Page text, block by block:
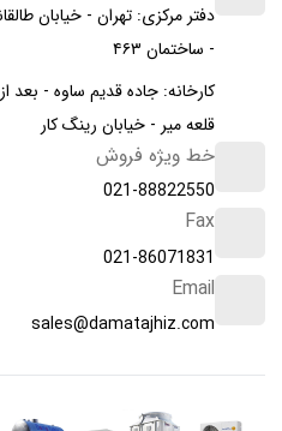
دفتر مرکزی: تهران - خیابان
- ساختمان ۴۶۳
کارخانه: جاده قدیم ساوه -
قلعه میر - خیابان رینگ کار
خط ویژه فروش
021-88822550
Fax
021-86071831
Email
sales@damatajhiz.com